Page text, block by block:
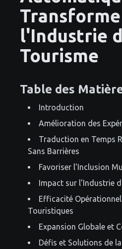
l'Industrie
Tourisme
Table des
Introduction
Amélioration des
Traduction en Temps
Sans Barrières
Favoriser l'Inclusion
Impact sur l'Industrie
Efficacité
Touristiques
Expansion Globale et
Défis et Solutions de